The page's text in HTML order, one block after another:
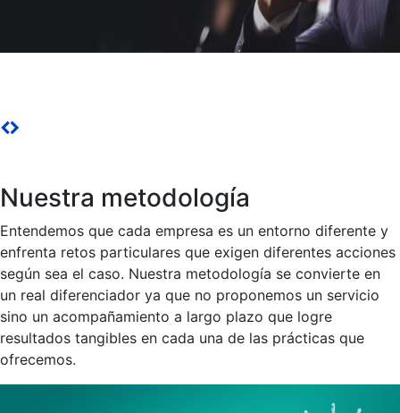
Nuestra metodología
Entendemos que cada empresa es un entorno diferente y
enfrenta retos particulares que exigen diferentes acciones
según sea el caso. Nuestra metodología se convierte en
un real diferenciador ya que no proponemos un servicio
sino un acompañamiento a largo plazo que logre
resultados tangibles en cada una de las prácticas que
ofrecemos.